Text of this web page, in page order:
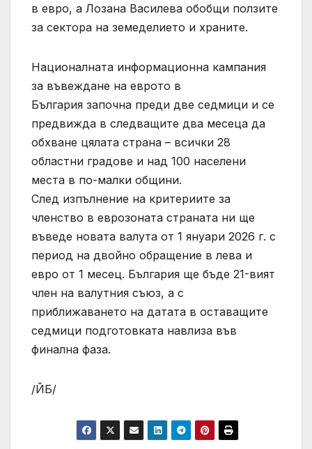
в евро, а Лозана Василева обобщи ползите
за сектора на земеделието и храните.
Националната информационна кампания
за въвеждане на еврото в
България започна преди две седмици и се
предвижда в следващите два месеца да
обхване цялата страна – всички 28
областни градове и над 100 населени
места в по-малки общини.
След изпълнение на критериите за
членство в еврозоната страната ни ще
въведе новата валута от 1 януари 2026 г. с
период на двойно обращение в лева и
евро от 1 месец. България ще бъде 21-вият
член на валутния съюз, а с
приближаването на датата в оставащите
седмици подготовката навлиза във
финална фаза.
/ЙБ/